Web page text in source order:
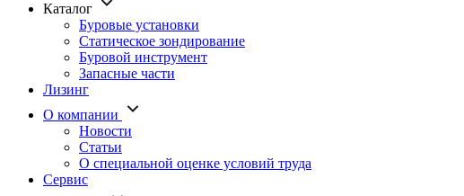
Каталог
Буровые установки
Статическое зондирование
Буровой инструмент
Запасные части
Лизинг
О компании
Новости
Статьи
О специальной оценке условий труда
Сервис